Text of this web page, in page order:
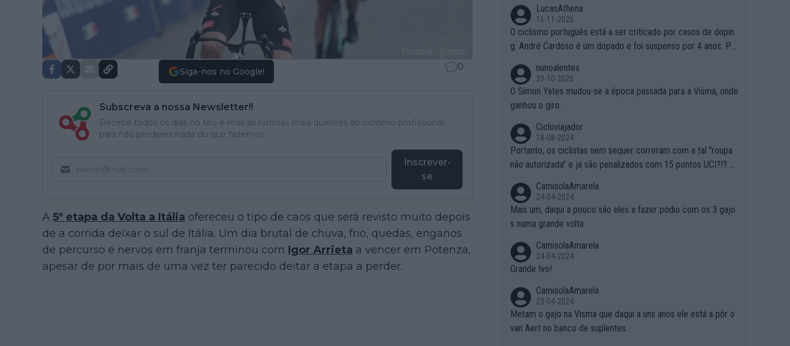
Siga-nos no Google! 0
Subscreva a nossa Newsletter!!
Recebe todos os dias no teu e-mail as notícias mais quentes do ciclismo profissional,
para não perderes nada do que fazemos.
Inscrever-
se
A 5ª etapa da Volta a Itália ofereceu o tipo de caos que será revisto muito depois
de a corrida deixar o sul de Itália. Um dia brutal de chuva, frio, quedas, enganos
de percurso e nervos em franja terminou com Igor Arrieta a vencer em Potenza,
apesar de por mais de uma vez ter parecido deitar a etapa a perder.
LucasAthena
16-11-2025
O ciclismo português está a ser criticado por casos de dopin
g. André Cardoso é um dopado e foi suspenso por 4 anos. Po
pado?
nunoalentes
29-10-2025
O Simon Yates mudou-se a época passada para a Visma, onde
ganhou o giro.
Cicloviajador
18-08-2024
Portanto, os ciclistas nem sequer correram com a tal "roupa
não autorizada" e já são penalizados com 15 pontos UCI?!? S
entende... Mas penalizar os atletas retirando-lhes pontos??? Is
to é roubar na secretaria o que os atletas conquistam na estra
da!
CamisolaAmarela
24-04-2024
Mais um, daqui a pouco são eles a fazer pódio com os 3 gajo
s numa grande volta
CamisolaAmarela
24-04-2024
Grande Ivo!
CamisolaAmarela
23-04-2024
Metam o gajo na Visma que daqui a uns anos ele está a pôr o
van Aert no banco de suplentes